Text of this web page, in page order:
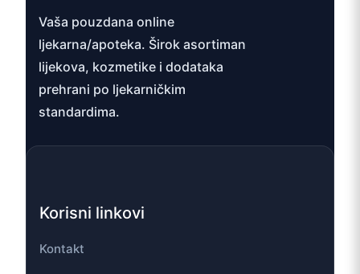
Vaša pouzdana online
ljekarna/apoteka. Širok asortiman
lijekova, kozmetike i dodataka
prehrani po ljekarničkim
standardima.
Korisni linkovi
Kontakt